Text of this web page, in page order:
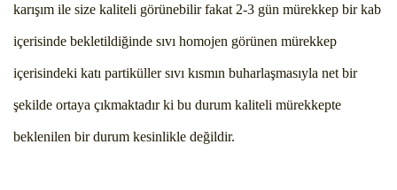
karışım ile size kaliteli görünebilir fakat 2-3 gün mürekkep bir kab
içerisinde bekletildiğinde sıvı homojen görünen mürekkep
içerisindeki katı partiküller sıvı kısmın buharlaşmasıyla net bir
şekilde ortaya çıkmaktadır ki bu durum kaliteli mürekkepte
beklenilen bir durum kesinlikle değildir.